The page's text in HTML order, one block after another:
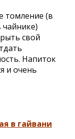
томление (в
чайнике)
свой
Напиток
и очень
в гайвани